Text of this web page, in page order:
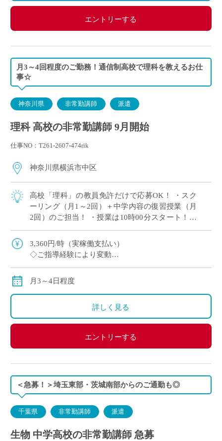
エントリーする
月3～4回程度のご勤務！通信制高校で理科を教えるお仕
事☆
神奈川県 非常勤講師 派遣
理科 高校の非常勤講師 9月開始
仕事NO：T261-2607-474rik
神奈川県横浜市中区
高校「理科」の教員免許だけで応募OK！ ・スク
ーリング（月1～2回）＋中学内容の復習授業（月
2回）のご担当！ ・授業は10時00分スタート！朝
戦してみたい方歓迎！ ・毎週決ま […]
3,360円/時（実稼働支払い）
◇ご指導経験により変動
月3～4日程度
詳しく見る
エントリーする
＜急募！＞埼玉東部・茨城南部からのご通勤も◎
千葉県 非常勤講師 派遣
生物 中学高校の非常勤講師 急募